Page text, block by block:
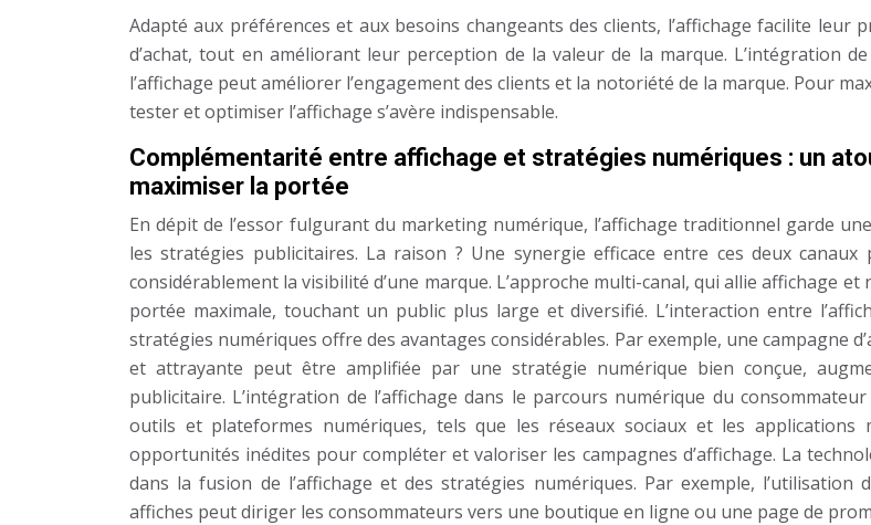
Adapté aux préférences et aux besoins changeants des clients, l’affichage facilite leur
d’achat, tout en améliorant leur perception de la valeur de la marque. L’intégration
l’affichage peut améliorer l’engagement des clients et la notoriété de la marque. Pour
tester et optimiser l’affichage s’avère indispensable.
Complémentarité entre affichage et stratégies numériques : un
maximiser la portée
En dépit de l’essor fulgurant du marketing numérique, l’affichage traditionnel garde
les stratégies publicitaires. La raison ? Une synergie efficace entre ces deux canaux
considérablement la visibilité d’une marque. L’approche multi-canal, qui allie affichage
portée maximale, touchant un public plus large et diversifié. L’interaction entre
stratégies numériques offre des avantages considérables. Par exemple, une campagne
et attrayante peut être amplifiée par une stratégie numérique bien conçue,
publicitaire. L’intégration de l’affichage dans le parcours numérique du
outils et plateformes numériques, tels que les réseaux sociaux et les applications
opportunités inédites pour compléter et valoriser les campagnes d’affichage. La
dans la fusion de l’affichage et des stratégies numériques. Par exemple, l’utilisation
affiches peut diriger les consommateurs vers une boutique en ligne ou une page de